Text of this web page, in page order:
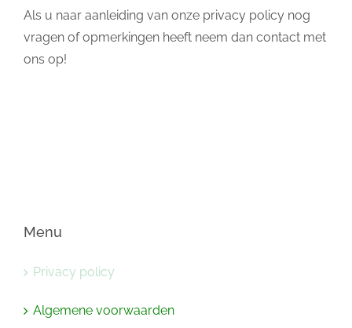
Als u naar aanleiding van onze privacy policy nog
vragen of opmerkingen heeft neem dan contact met
ons op!
Menu
Privacy policy
Algemene voorwaarden